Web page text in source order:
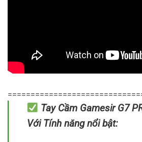
Tay Cầm Gamesir G7
Với Tính năng nổi bật: